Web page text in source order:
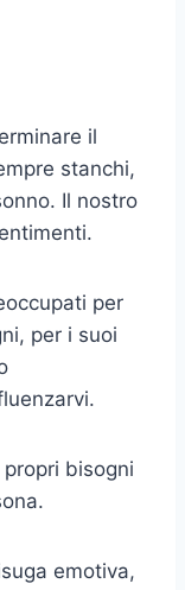
il
stanchi,
Il nostro
per
per i suoi
bisogni
emotiva,